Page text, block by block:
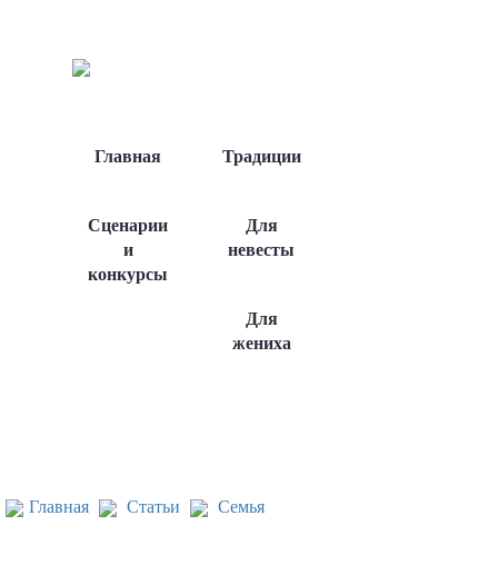
Главная Традиции
Сценарии
и
конкурсы
Для
невесты
Для
жениха
Главная Статьи Семья